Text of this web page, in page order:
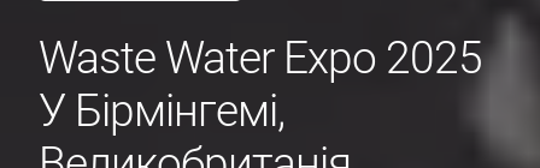
Waste Water Expo 2025
У Бірмінгемі,